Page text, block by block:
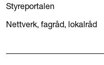
Styreportalen
Nettverk, fagråd, lokalråd